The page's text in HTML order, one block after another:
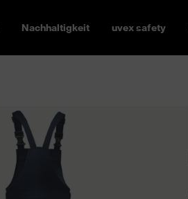
Nachhaltigkeit uvex safety